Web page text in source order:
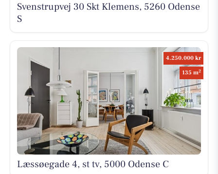
Svenstrupvej 30 Skt Klemens, 5260 Odense
S
4.250.000 kr
135 m2
Læssøegade 4, st tv, 5000 Odense C